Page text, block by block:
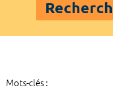
Mots-clés :